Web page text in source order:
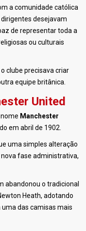
a comunidade católica
desejavam
de representar toda a
ou culturais
clube precisava criar
equipe britânica.
United
Manchester
em abril de 1902.
uma simples alteração
fase administrativa,
abandonou o tradicional
Heath, adotando
das camisas mais